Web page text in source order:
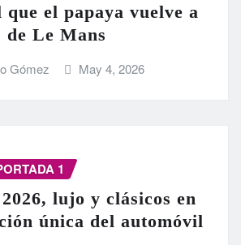
que el papaya vuelve a
de Le Mans
Gómez May 4, 2026
1
lujo y clásicos en
única del automóvil